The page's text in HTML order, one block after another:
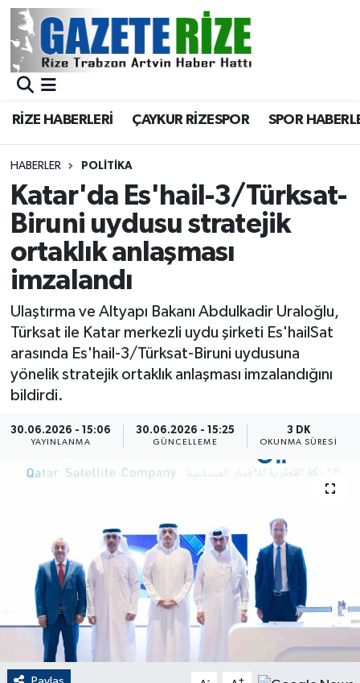
RİZE HABERLERİ ÇAYKUR RİZESPOR SPOR
HABERLER POLİTİKA
Katar'da Es'hail-3/Türksat-
Biruni uydusu stratejik
ortaklık anlaşması
imzalandı
Ulaştırma ve Altyapı Bakanı Abdulkadir Uraloğlu,
Türksat ile Katar merkezli uydu şirketi Es'hailSat
arasında Es'hail-3/Türksat-Biruni uydusuna
yönelik stratejik ortaklık anlaşması imzalandığını
bildirdi.
30.06.2026 - 15:06
YAYINLANMA
30.06.2026 - 15:25
GÜNCELLEME
3 DK
OKUNMA SÜRESI
- +
BÖLGEMİZ
Asayiş
Rize Jandarma Komutanlığı
Bilim Teknoloji
Bölge
Advertising news
Canlı Maç
ÇEVRE
Dış Haberler
Dünya
EKONOMİ
English News
Finans
Flaş Haber
Merkez Nöbetçi Eczaneler
Merkez Trafik Yoğunluk Haritası
Süper Lig Puan Durumu ve Fikstür
Tüm Manşetler
Son Dakika Haberleri
Haber Arşivi